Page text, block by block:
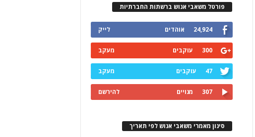
פורטל משאבי אנוש ברשתות החברתיות
24,924 אוהדים לייק
300 עוקבים מעקב
47 עוקבים מעקב
307 מנויים להירשם
סינון מאמרי משאבי אנוש לפי תאריך